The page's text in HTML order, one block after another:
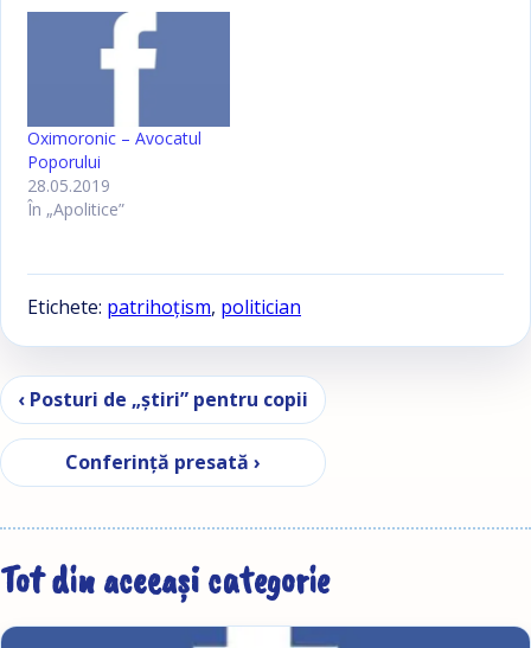
Oximoronic – Avocatul
Poporului
28.05.2019
În „Apolitice”
Etichete: patrihoţism, politician
Navigare în articole
‹ Posturi de „ştiri” pentru copii
Conferinţă presată ›
Tot din aceeași categorie